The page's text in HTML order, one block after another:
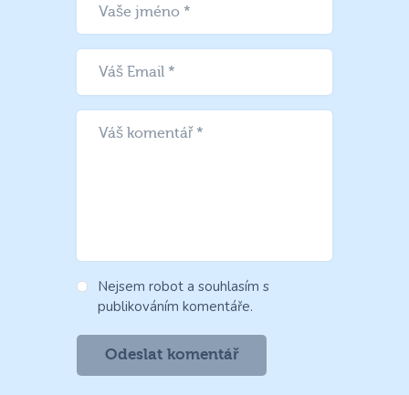
Nejsem robot a souhlasím s
publikováním komentáře.